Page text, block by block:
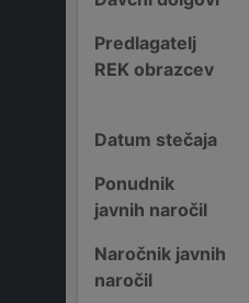
Predlagatelj
REK obrazcev
Datum stečaja
Ponudnik
javnih naročil
Naročnik javnih
naročil